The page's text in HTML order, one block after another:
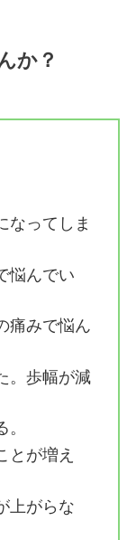
か？
なってしま
悩んでい
痛みで悩ん
。歩幅が減
とが増え
上がらな